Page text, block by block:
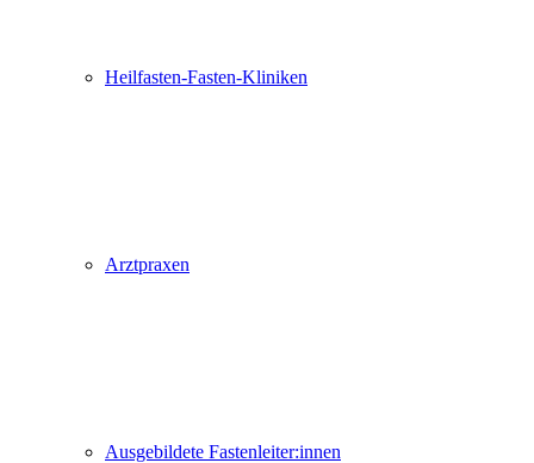
Heilfasten-Fasten-Kliniken
Arztpraxen
Ausgebildete Fastenleiter:innen